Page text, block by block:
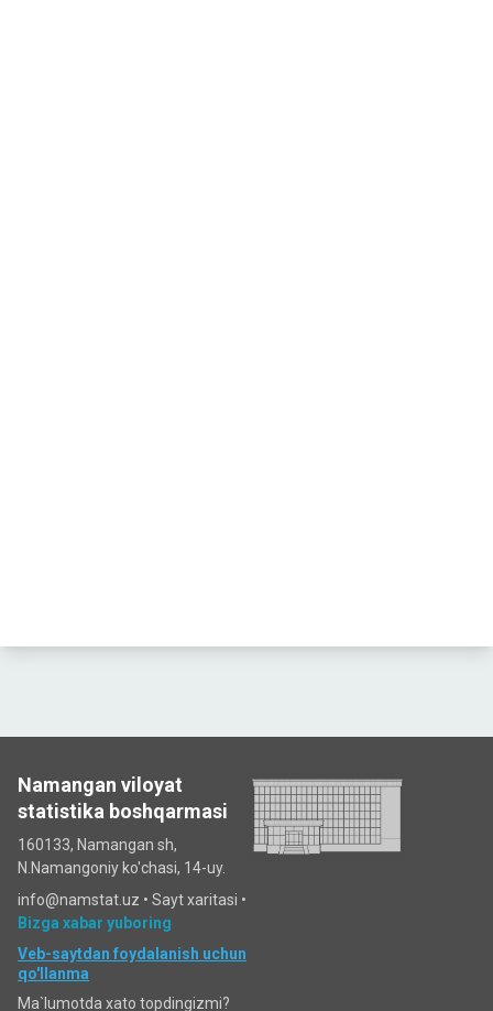
Namangan viloyat
statistika boshqarmasi
160133, Namangan sh,
N.Namangoniy ko'chasi, 14-uy.
info@namstat.uz • Sayt xaritasi •
Bizga xabar yuboring
Veb-saytdan foydalanish uchun
qo'llanma
Ma`lumotda xato topdingizmi?